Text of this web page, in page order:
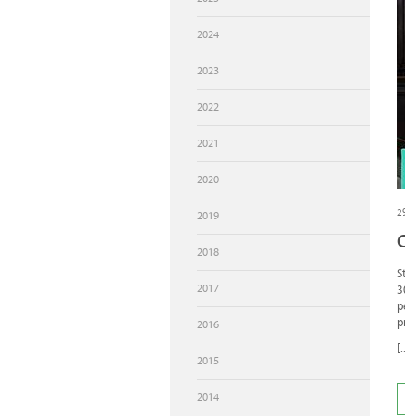
UFFICI DI RIFERIMENTO
2024
2023
2022
2021
2020
2019
2018
2017
2016
2015
2014